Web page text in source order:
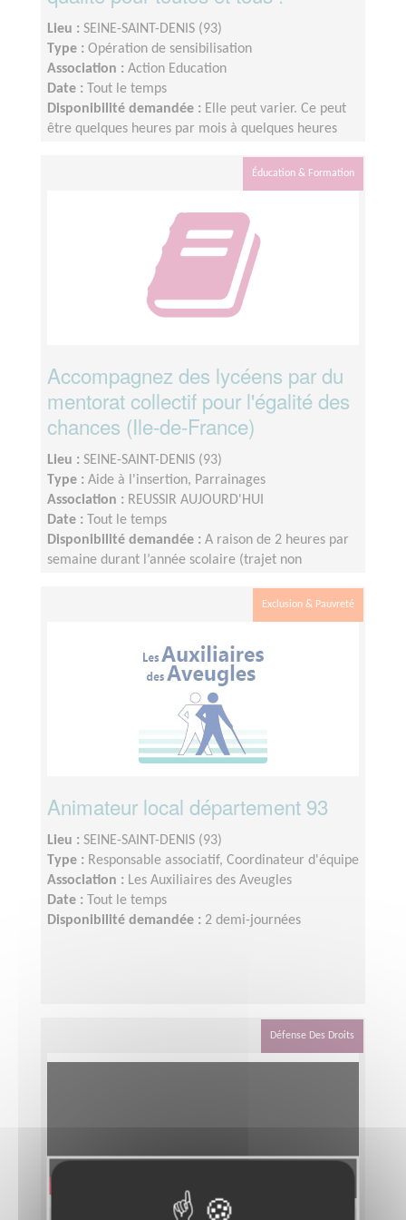
Lieu : SEINE-SAINT-DENIS (93)
Type : Opération de sensibilisation
Association : Action Education
Date :
Tout le temps
Disponibilité demandée : Elle peut varier. Ce peut
être quelques heures par mois à quelques heures
Éducation & Formation
Accompagnez des lycéens par du
mentorat collectif pour l'égalité des
chances (Ile-de-France)
Lieu : SEINE-SAINT-DENIS (93)
Type : Aide à l'insertion, Parrainages
Association : REUSSIR AUJOURD'HUI
Date :
Tout le temps
Disponibilité demandée : A raison de 2 heures par
semaine durant l’année scolaire (trajet non
Nous fonctionnons sur le calendrier scolaire, vos
Exclusion & Pauvreté
Animateur local département 93
Lieu : SEINE-SAINT-DENIS (93)
Type : Responsable associatif, Coordinateur d'équipe
Association : Les Auxiliaires des Aveugles
Date :
Tout le temps
Disponibilité demandée : 2 demi-journées
Défense Des Droits